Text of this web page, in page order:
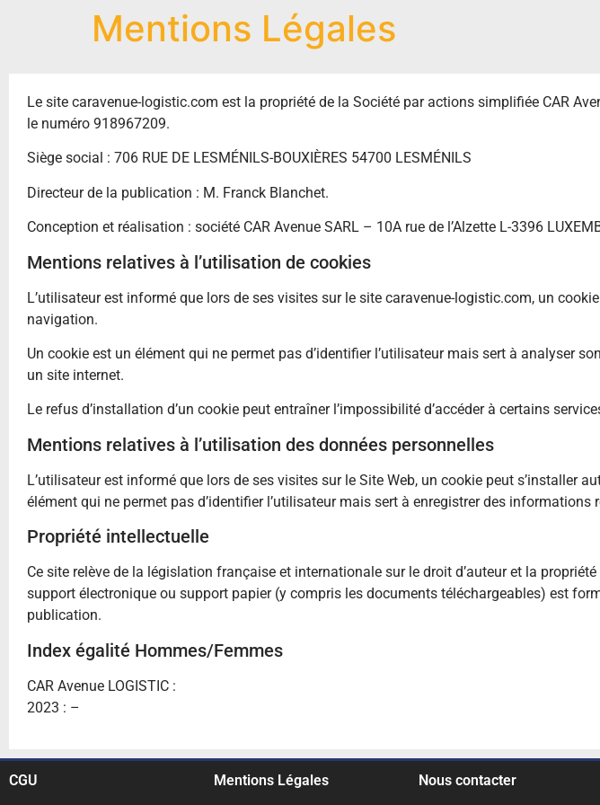
Mentions Légales
Le site caravenue-logistic.com est la propriété de la Société par actions simplifiée CAR
le numéro 918967209.
Siège social : 706 RUE DE LESMÉNILS-BOUXIÈRES 54700 LESMÉNILS
Directeur de la publication : M. Franck Blanchet.
Conception et réalisation : société CAR Avenue SARL – 10A rue de l’Alzette L-3396
Mentions relatives à l’utilisation de cookies
L’utilisateur est informé que lors de ses visites sur le site caravenue-logistic.com, un
navigation.
Un cookie est un élément qui ne permet pas d’identifier l’utilisateur mais sert à analyser
un site internet.
Le refus d’installation d’un cookie peut entraîner l’impossibilité d’accéder à certains
Mentions relatives à l’utilisation des données personnelles
L’utilisateur est informé que lors de ses visites sur le Site Web, un cookie peut s’installer
élément qui ne permet pas d’identifier l’utilisateur mais sert à enregistrer des
Propriété intellectuelle
Ce site relève de la législation française et internationale sur le droit d’auteur et la
support électronique ou support papier (y compris les documents téléchargeables) est
publication.
Index égalité Hommes/Femmes
CAR Avenue LOGISTIC :
2023 : –
CGU Mentions Légales Nous contacter